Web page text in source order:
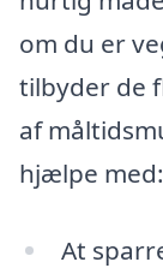
om du er
tilbyder de
af
hjælpe med:
At